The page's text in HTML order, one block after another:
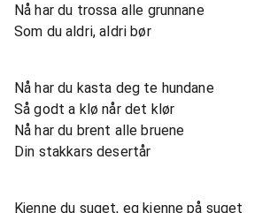
Nå har du trossa alle grunnane
Som du aldri, aldri bør
Nå har du kasta deg te hundane
Så godt a klø når det klør
Nå har du brent alle bruene
Din stakkars desertår
Kjenne du suget, eg kjenne på suget